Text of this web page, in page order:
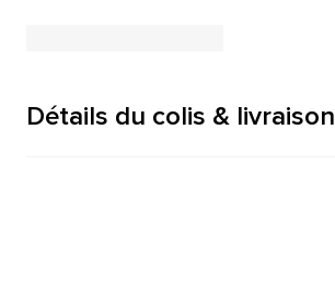
Détails du colis & livraison